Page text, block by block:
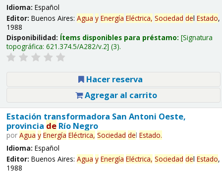
Idioma: Español
Editor: Buenos Aires: Agua y Energía Eléctrica, Sociedad del Estado,
1988
Disponibilidad: Ítems disponibles para préstamo: Signatura
topográfica: 621.374.5/A282/v.2 (3).
Hacer reserva
Agregar al carrito
Estación transformadora San Antoni Oeste,
provincia deRío Negro
por Agua y Energía Eléctrica, Sociedad del Estado.
Idioma: Español
Editor: Buenos Aires: Agua y Energía Eléctrica, Sociedad del Estado,
1988